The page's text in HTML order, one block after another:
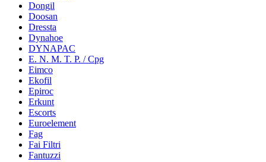
Dongil
Doosan
Dressta
Dynahoe
DYNAPAC
E. N. M. T. P. / Cpg
Eimco
Ekofil
Epiroc
Erkunt
Escorts
Euroelement
Fag
Fai Filtri
Fantuzzi